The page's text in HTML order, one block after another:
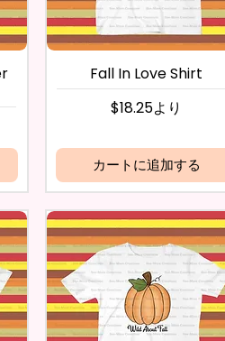
Fall In Love Shirt
$18.25より
セール価格
カートに追加する